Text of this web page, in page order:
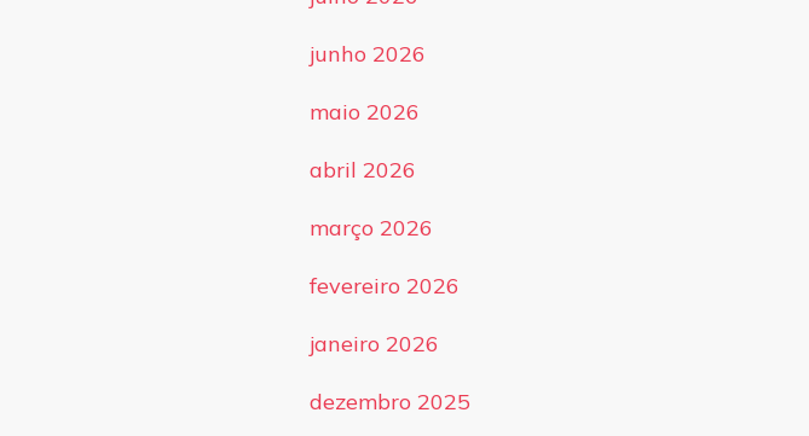
junho 2026
maio 2026
abril 2026
março 2026
fevereiro 2026
janeiro 2026
dezembro 2025